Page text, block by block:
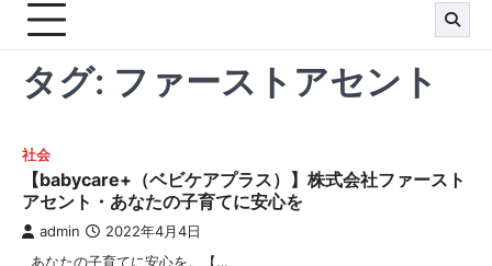
タグ: ファーストアセント
社会
【babycare+（ベビケアプラス）】株式会社ファースト
アセント・あなたの子育てに安心を
admin 2022年4月4日
あなたの子育てに安心を。【…